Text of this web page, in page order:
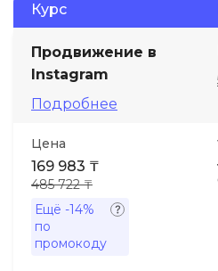
Курс
Продвижение в
Instagram
Подробнее
Цена
169 983 ₸
485 722 ₸
Ещё -14%
по
промокоду
Менеджмент
Иностранные
ДПО
Детям